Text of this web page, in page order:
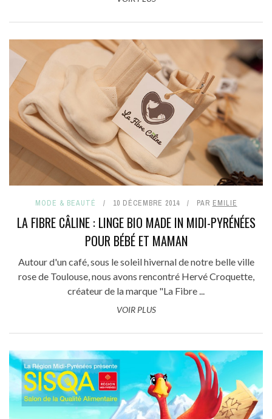
MODE & BEAUTÉ 10 DÉCEMBRE 2014 PAR EMILIE
LA FIBRE CÂLINE : LINGE BIO MADE IN MIDI-PYRÉNÉES
POUR BÉBÉ ET MAMAN
Autour d'un café, sous le soleil hivernal de notre belle ville
rose de Toulouse, nous avons rencontré Hervé Croquette,
créateur de la marque "La Fibre ...
VOIR PLUS